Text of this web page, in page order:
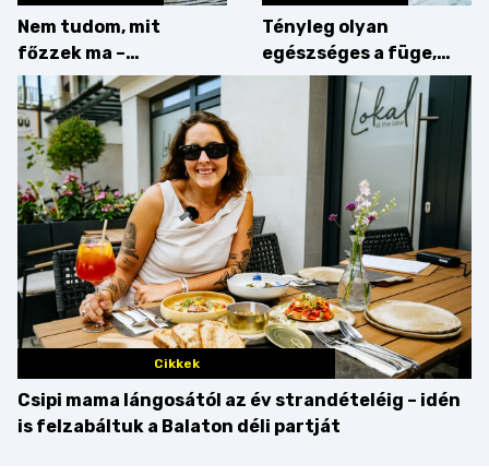
Nem tudom, mit
főzzek ma –
Villámgyors menü
Tényleg olyan
egészséges a füge,
mint amilyennek
gondoljuk?
Cikkek
Csipi mama lángosától az év strandételéig – idén
is felzabáltuk a Balaton déli partját